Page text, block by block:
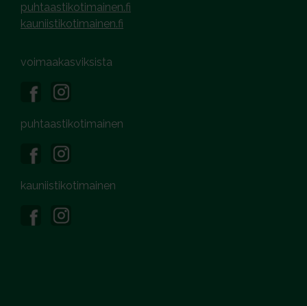
puhtaastikotimainen.fi
kauniistikotimainen.fi
voimaakasviksista
puhtaastikotimainen
kauniistikotimainen